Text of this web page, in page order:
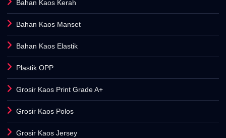
Bahan Kaos Kerah
Bahan Kaos Manset
Bahan Kaos Elastik
Plastik OPP
Grosir Kaos Print Grade A+
Grosir Kaos Polos
Grosir Kaos Jersey